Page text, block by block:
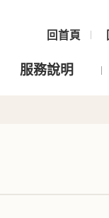
回首頁
服務說明